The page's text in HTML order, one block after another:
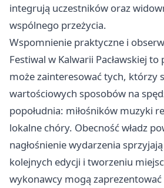
integrują uczestników oraz
wspólnego przeżycia.
Wspomnienie praktyczne i
Festiwal w Kalwarii Pacławskiej
może zainteresować tych, którzy
wartościowych sposobów na
popołudnia: miłośników muzyki
lokalne chóry. Obecność władz
nagłośnienie wydarzenia
kolejnych edycji i tworzeniu
wykonawcy mogą zaprezentować